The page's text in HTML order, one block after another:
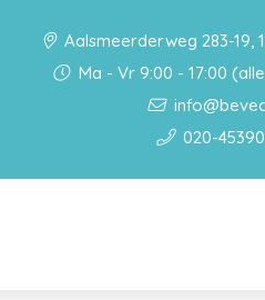
Aalsmeerderweg 283-19,
Ma - Vr 9:00 - 17:00
020-